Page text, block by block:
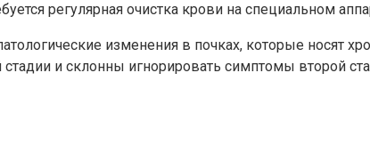
регулярная очистка крови на специальном
изменения в почках, которые носят
и склонны игнорировать симптомы второй